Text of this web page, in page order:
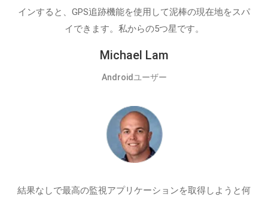
インすると、GPS追跡機能を使用して泥棒の現在地をスパ
イできます。私からの5つ星です。
Michael Lam
Androidユーザー
結果なしで最高の監視アプリケーションを取得しようと何